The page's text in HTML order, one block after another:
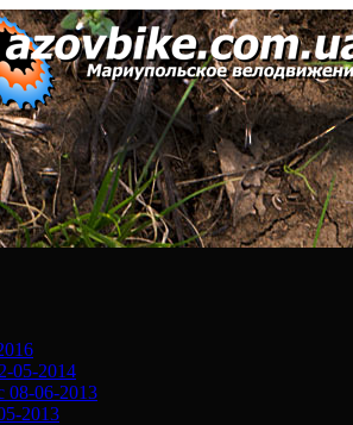
05-2014
08-06-2013
2013